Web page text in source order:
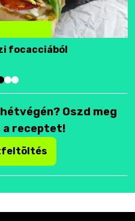
focacciából
Oszd meg
a receptet!